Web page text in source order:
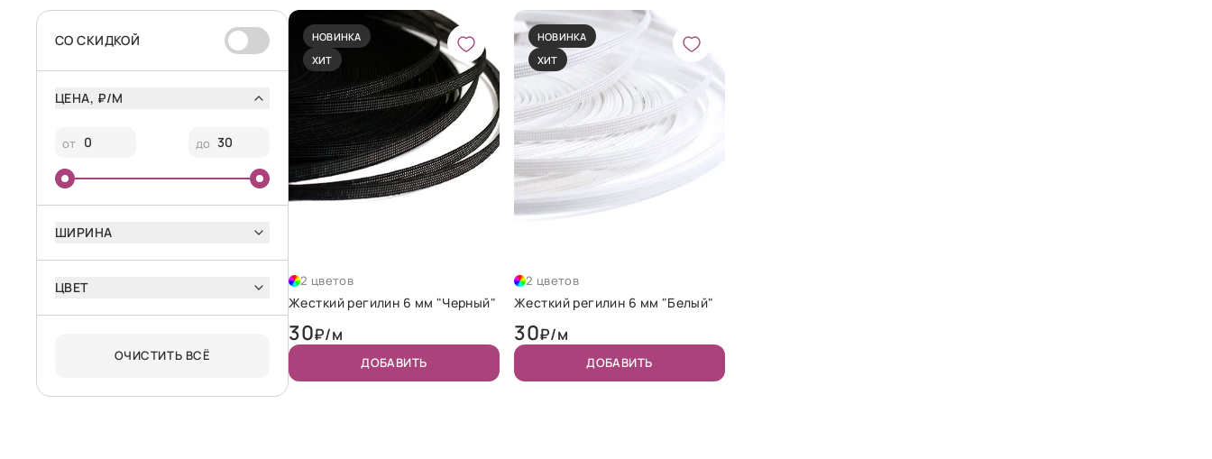
CО СКИДКОЙ
ЦЕНА, ₽/М
от до
ШИРИНА
ЦВЕТ
ОЧИСТИТЬ ВСЁ
НОВИНКА
ХИТ
2 цветов
Жесткий регилин 6 мм "Черный"
30₽/м
ДОБАВИТЬ
НОВИНКА
ХИТ
2 цветов
Жесткий регилин 6 мм "Белый"
30₽/м
ДОБАВИТЬ